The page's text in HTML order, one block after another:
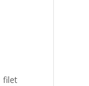
filet